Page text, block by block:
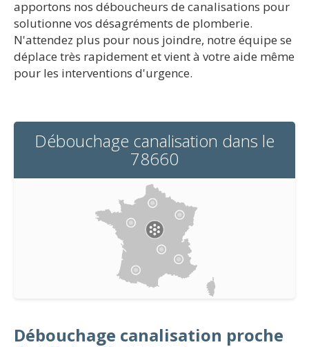
apportons nos déboucheurs de canalisations pour
solutionne vos désagréments de plomberie.
N'attendez plus pour nous joindre, notre équipe se
déplace très rapidement et vient à votre aide même
pour les interventions d'urgence.
Débouchage canalisation dans le
78660
Débouchage canalisation proche